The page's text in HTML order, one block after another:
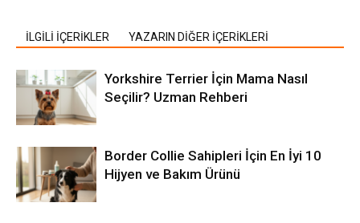
İLGİLİ İÇERİKLER YAZARIN DİĞER İÇERİKLERİ
Yorkshire Terrier İçin Mama Nasıl
Seçilir? Uzman Rehberi
Border Collie Sahipleri İçin En İyi 10
Hijyen ve Bakım Ürünü